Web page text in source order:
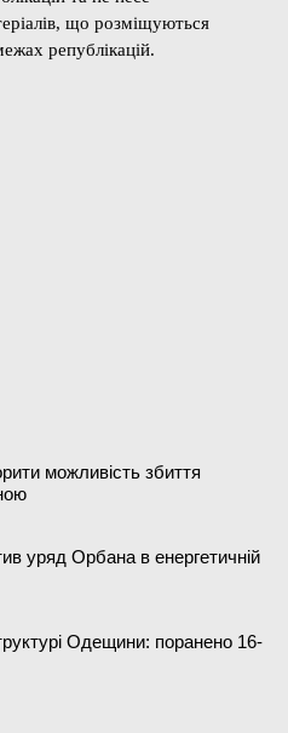
що розміщуються
републікацій.
можливість збиття
уряд Орбана в енергетичній
Одещини: поранено 16-